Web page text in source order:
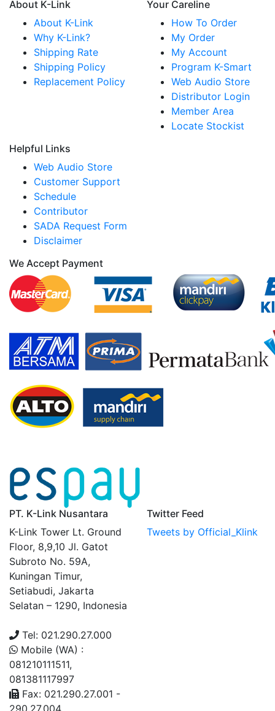
About K-Link
About K-Link
Why K-Link?
Shipping Rate
Shipping Policy
Replacement Policy
Your Careline
How To Order
My Order
My Account
Program K-Smart
Web Audio Store
Distributor Login
Member Area
Locate Stockist
Helpful Links
Web Audio Store
Customer Support
Schedule
Contributor
SADA Request Form
Disclaimer
We Accept Payment
PT. K-Link Nusantara
K-Link Tower Lt. Ground
Floor, 8,9,10 Jl. Gatot
Subroto No. 59A,
Kuningan Timur,
Setiabudi, Jakarta
Selatan – 1290, Indonesia
Tel: 021.290.27.000
Mobile (WA) :
081210111511,
081381117997
Fax: 021.290.27.001 -
290.27.004
Twitter Feed
Tweets by Official_Klink